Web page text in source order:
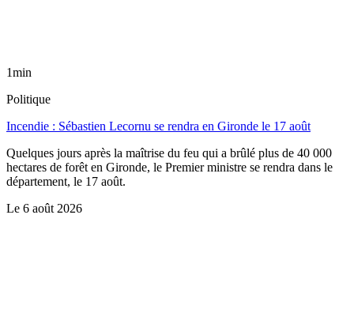
1min
Politique
Incendie : Sébastien Lecornu se rendra en Gironde le 17 août
Quelques jours après la maîtrise du feu qui a brûlé plus de 40 000
hectares de forêt en Gironde, le Premier ministre se rendra dans le
département, le 17 août.
Le 6 août 2026